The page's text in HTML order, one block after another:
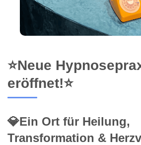
⭐Neue
eröffnet!⭐
💎Ein Ort für Heilung,
Transformation &